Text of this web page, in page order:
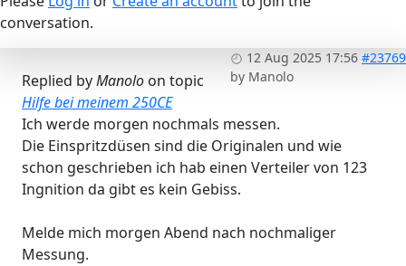
conversation.
12 Aug 2025 17:56 #23769
by Manolo
Replied byManoloon topic
Hilfe bei meinem 250CE
Ich werde morgen nochmals messen.
Die Einspritzdüsen sind die Originalen und wie
schon geschrieben ich hab einen Verteiler von 123
Ingnition da gibt es kein Gebiss.
Melde mich morgen Abend nach nochmaliger
Messung.